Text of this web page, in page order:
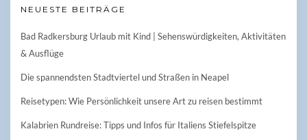
NEUESTE BEITRÄGE
Bad Radkersburg Urlaub mit Kind | Sehenswürdigkeiten, Aktivitäten
& Ausflüge
Die spannendsten Stadtviertel und Straßen in Neapel
Reisetypen: Wie Persönlichkeit unsere Art zu reisen bestimmt
Kalabrien Rundreise: Tipps und Infos für Italiens Stiefelspitze